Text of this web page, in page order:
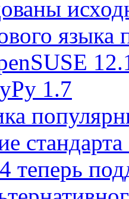
языка
1.7
теперь